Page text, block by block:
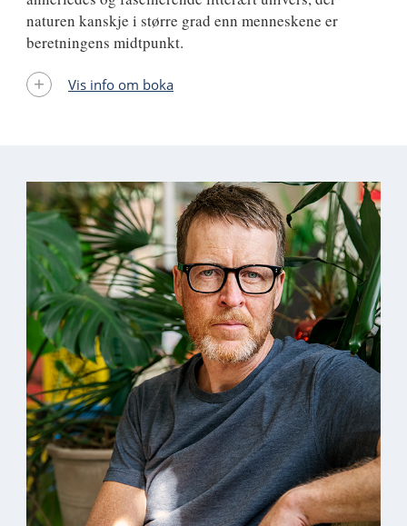
naturen kanskje i større grad enn menneskene er
beretningens midtpunkt.
Vis info om boka